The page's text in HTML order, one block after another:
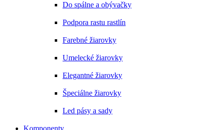
Do spálne a obývačky
Podpora rastu rastlín
Farebné žiarovky
Umelecké žiarovky
Elegantné žiarovky
Špeciálne žiarovky
Led pásy a sady
Komponenty